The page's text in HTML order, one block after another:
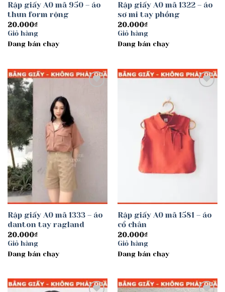
Rập giấy A0 mã 950 – áo
thun form rộng
20.000₫
Giỏ hàng
Đang bán chạy
Rập giấy A0 mã 1322 – áo
sơ mi tay phồng
20.000₫
Giỏ hàng
Đang bán chạy
Rập giấy A0 mã 1333 – áo
danton tay ragland
20.000₫
Giỏ hàng
Đang bán chạy
Rập giấy A0 mã 1581 – áo
cổ chân
20.000₫
Giỏ hàng
Đang bán chạy